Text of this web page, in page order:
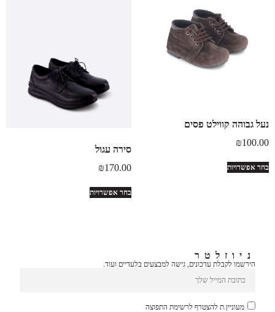
נעל גבוהה קווילט פסים
₪100.00
בחר אפשרויות
סירה עגול
₪170.00
בחר אפשרויות
ניוזלטר
הירשמו לקבלת עדכונים, גישה למבצעים בלעדיים ועוד.
מעוניין.ת להצטרף לרשימת התפוצה